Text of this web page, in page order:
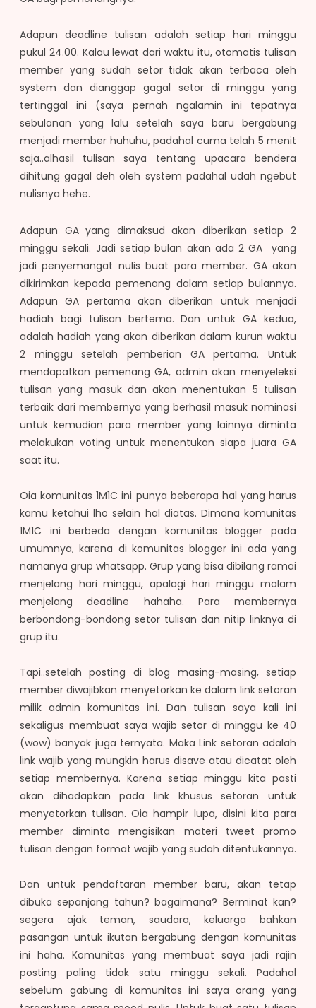
Adapun deadline tulisan adalah setiap hari minggu
pukul 24.00. Kalau lewat dari waktu itu, otomatis tulisan
member yang sudah setor tidak akan terbaca oleh
system dan dianggap gagal setor di minggu yang
tertinggal ini (saya pernah ngalamin ini tepatnya
sebulanan yang lalu setelah saya baru bergabung
menjadi member huhuhu, padahal cuma telah 5 menit
saja..alhasil tulisan saya tentang upacara bendera
dihitung gagal deh oleh system padahal udah ngebut
nulisnya hehe.
Adapun GA yang dimaksud akan diberikan setiap 2
minggu sekali. Jadi setiap bulan akan ada 2 GA yang
jadi penyemangat nulis buat para member. GA akan
dikirimkan kepada pemenang dalam setiap bulannya.
Adapun GA pertama akan diberikan untuk menjadi
hadiah bagi tulisan bertema. Dan untuk GA kedua,
adalah hadiah yang akan diberikan dalam kurun waktu
2 minggu setelah pemberian GA pertama. Untuk
mendapatkan pemenang GA, admin akan menyeleksi
tulisan yang masuk dan akan menentukan 5 tulisan
terbaik dari membernya yang berhasil masuk nominasi
untuk kemudian para member yang lainnya diminta
melakukan voting untuk menentukan siapa juara GA
saat itu.
Oia komunitas 1M1C ini punya beberapa hal yang harus
kamu ketahui lho selain hal diatas. Dimana komunitas
1M1C ini berbeda dengan komunitas blogger pada
umumnya, karena di komunitas blogger ini ada yang
namanya grup whatsapp. Grup yang bisa dibilang ramai
menjelang hari minggu, apalagi hari minggu malam
menjelang deadline hahaha. Para membernya
berbondong-bondong setor tulisan dan nitip linknya di
grup itu.
Tapi..setelah posting di blog masing-masing, setiap
member diwajibkan menyetorkan ke dalam link setoran
milik admin komunitas ini. Dan tulisan saya kali ini
sekaligus membuat saya wajib setor di minggu ke 40
(wow) banyak juga ternyata. Maka Link setoran adalah
link wajib yang mungkin harus disave atau dicatat oleh
setiap membernya. Karena setiap minggu kita pasti
akan dihadapkan pada link khusus setoran untuk
menyetorkan tulisan. Oia hampir lupa, disini kita para
member diminta mengisikan materi tweet promo
tulisan dengan format wajib yang sudah ditentukannya.
Dan untuk pendaftaran member baru, akan tetap
dibuka sepanjang tahun? bagaimana? Berminat kan?
segera ajak teman, saudara, keluarga bahkan
pasangan untuk ikutan bergabung dengan komunitas
ini haha. Komunitas yang membuat saya jadi rajin
posting paling tidak satu minggu sekali. Padahal
sebelum gabung di komunitas ini saya orang yang